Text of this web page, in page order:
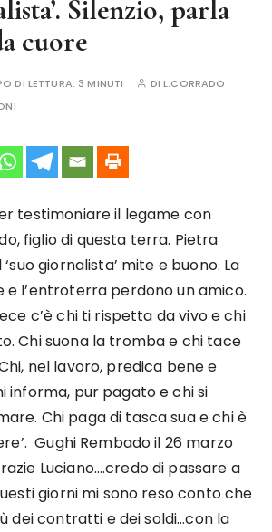
Silenzio, parla
cuore
DI LETTURA: 3 MINUTI DIL.CORRADO
testimoniare il legame con
figlio di questa terra. Pietra
giornalista’ mite e buono. La
e l’entroterra perdono un amico.
c’è chi ti rispetta da vivo e chi
Chi suona la tromba e chi tace
nel lavoro, predica bene e
informa, pur pagato e chi si
Chi paga di tasca sua e chi è
Gughi Rembado il 26 marzo
Luciano….credo di passare a
giorni mi sono reso conto che
dei contratti e dei soldi…con la